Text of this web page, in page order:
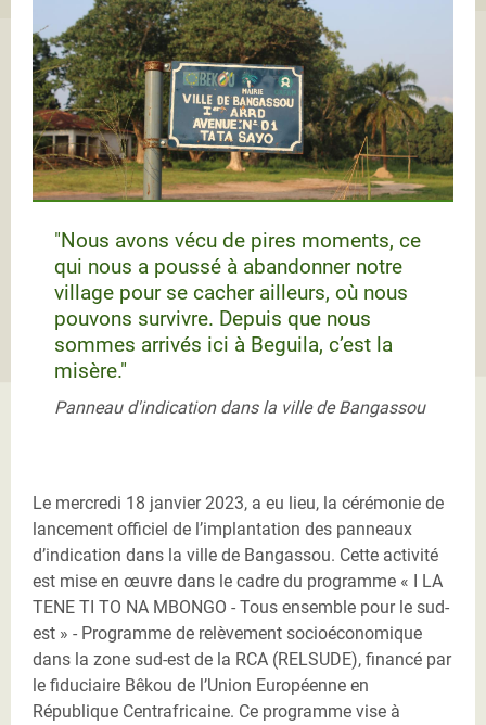
"Nous avons vécu de pires moments, ce
qui nous a poussé à abandonner notre
village pour se cacher ailleurs, où nous
pouvons survivre. Depuis que nous
sommes arrivés ici à Beguila, c’est la
misère."
Panneau d'indication dans la ville de Bangassou
Le mercredi 18 janvier 2023, a eu lieu, la cérémonie de
lancement officiel de l’implantation des panneaux
d’indication dans la ville de Bangassou. Cette activité
est mise en œuvre dans le cadre du programme « I LA
TENE TI TO NA MBONGO - Tous ensemble pour le sud-
est » - Programme de relèvement socioéconomique
dans la zone sud-est de la RCA (RELSUDE), financé par
le fiduciaire Bêkou de l’Union Européenne en
République Centrafricaine. Ce programme vise à